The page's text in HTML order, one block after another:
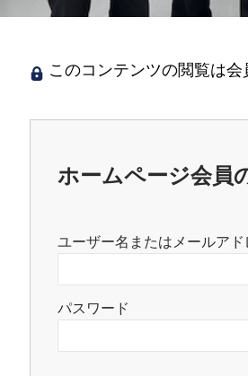
このコンテンツの閲覧は
ホームページ会員
ユーザー名またはメールアド
パスワード